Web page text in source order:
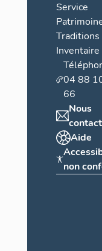
Service
Inventaire
04 88
66
Nous
Aide
non